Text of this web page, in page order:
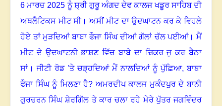
6ਮਾਰਚ 2025ਨੂੰ ਸ਼੍ਰੀ ਗੁਰੂ ਅੰਗਦ ਦੇਵ ਕਾਲਜ ਖਡੂਰ ਸਾਹਿਬ ਦੀ
ਅਥਲੈਟਿਕਸ ਮੀਟ ਸੀ। ਅਸੀਂ ਮੀਟ ਦਾ ਉਦਘਾਟਨ ਕਰ ਕੇ ਵਿਹਲੇ
ਹੋਏ ਤਾਂ ਮੁੜਦਿਆਂ ਬਾਬਾ ਫੌਜਾ ਸਿੰਘ ਦੀਆਂ ਗੱਲਾਂ ਚੱਲ ਪਈਆਂ।ਮੈਂ
ਮੀਟ ਦੇ ਉਦਘਾਟਨੀ ਭਾਸ਼ਣ ਵਿੱਚ ਬਾਬੇ ਦਾ ਜ਼ਿਕਰ ਜੁ ਕਰ ਬੈਠਾ
ਸਾਂ ।ਜੀਟੀ ਰੋਡ ’ਤੇ ਚੜ੍ਹਦਿਆਂ ਮੈਂ ਨਾਲਦਿਆਂ ਨੂੰ ਪੁੱਛਿਆ,ਬਾਬਾ
ਫੌਜਾ ਸਿੰਘ ਨੂੰ ਮਿਲਣਾ ਹੈ? ਅਮਰਦੀਪ ਕਾਲਜ ਮੁਕੰਦਪੁਰ ਦੇ ਬਾਨੀ
ਗੁਰਚਰਨ ਸਿੰਘ ਸ਼ੇਰਗਿੱਲ ਤੇ ਕਾਰ ਚਲਾ ਰਹੇ ਮੇਰੇ ਪੁੱਤਰ ਜਗਵਿੰਦਰ